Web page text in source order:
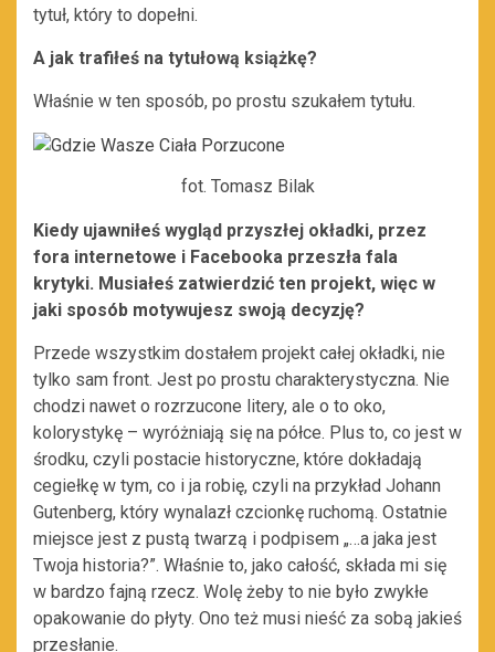
tytuł, który to dopełni.
A jak trafiłeś na tytułową książkę?
Właśnie w ten sposób, po prostu szukałem tytułu.
fot. Tomasz Bilak
Kiedy ujawniłeś wygląd przyszłej okładki, przez
fora internetowe i Facebooka przeszła fala
krytyki. Musiałeś zatwierdzić ten projekt, więc w
jaki sposób motywujesz swoją decyzję?
Przede wszystkim dostałem projekt całej okładki, nie
tylko sam front. Jest po prostu charakterystyczna. Nie
chodzi nawet o rozrzucone litery, ale o to oko,
kolorystykę – wyróżniają się na półce. Plus to, co jest w
środku, czyli postacie historyczne, które dokładają
cegiełkę w tym, co i ja robię, czyli na przykład Johann
Gutenberg, który wynalazł czcionkę ruchomą. Ostatnie
miejsce jest z pustą twarzą i podpisem „…a jaka jest
Twoja historia?”. Właśnie to, jako całość, składa mi się
w bardzo fajną rzecz. Wolę żeby to nie było zwykłe
opakowanie do płyty. Ono też musi nieść za sobą jakieś
przesłanie.